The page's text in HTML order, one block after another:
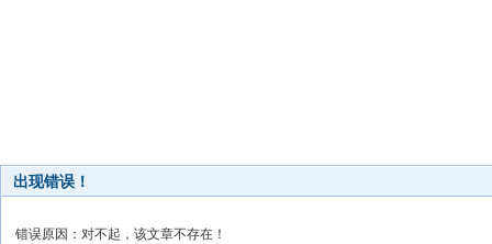
出现错误！
错误原因：对不起，该文章不存在！